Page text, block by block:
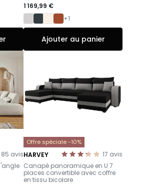
1 169,99 €
+1
Ajouter au panier
85 avis
Offre spéciale -10%
17 avis
HARVEY
-
Canapé panoramique en U 7
places convertible avec coffre
en tissu bicolore